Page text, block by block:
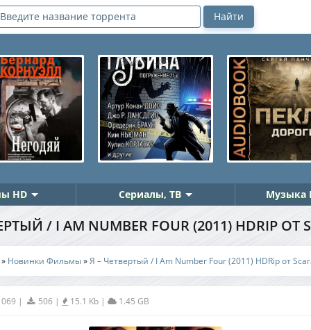
HD Сериалы, ТВ Музыка
/ I AM NUMBER FOUR (2011) HDRIP ОТ
» Новинки Фильмы»Я – Четвертый / I Am Number Four (2011) HDRip от
| 506| 15.1 Kb| 1.45 GB